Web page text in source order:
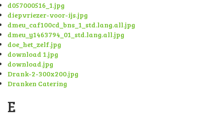
d057000516_1.jpg
diepvriezer-voor-ijs.jpg
dmeu_caf100cd_bns_1_std.lang.all.jpg
dmeu_y1463794_01_std.lang.all.jpg
doe_het_zelf.jpg
download 1.jpg
download.jpg
Drank-2-300x200.jpg
Dranken Catering
E